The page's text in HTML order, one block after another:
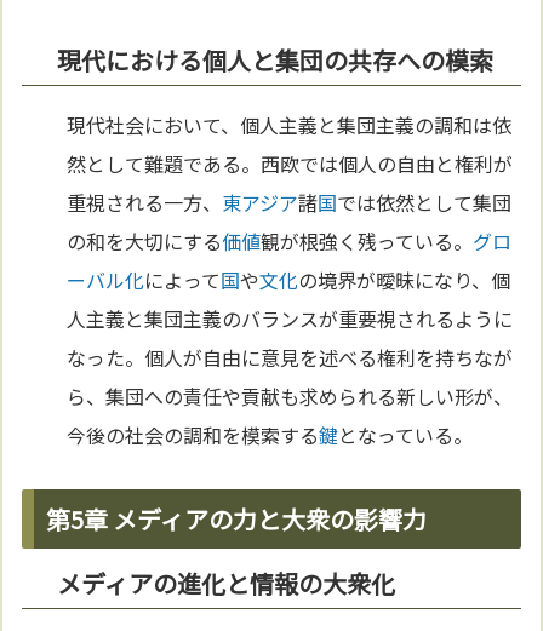
現代における個人と集団の共存への模索
現代社会において、個人主義と集団主義の調和は依
然として難題である。西欧では個人の自由と権利が
重視される一方、 東アジア諸国では依然として集団
の和を大切にする価値観が根強く残っている。 グロ
ーバル化によって国や文化の境界が曖昧になり、個
人主義と集団主義のバランスが重要視されるように
なった。個人が自由に意見を述べる権利を持ちなが
ら、集団への責任や貢献も求められる新しい形が、
今後の社会の調和を模索する鍵となっている。
第5章 メディアの力と大衆の影響力
メディアの進化と情報の大衆化